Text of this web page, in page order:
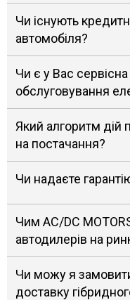
Чи існують
автомобіля?
Чи є у Вас
обслуговування
Який алгоритм дій
на постачання?
Чи надаєте
Чим AC/DC
автодилерів на
Чи можу я
доставку